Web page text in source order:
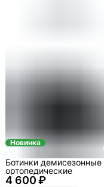
Новинка
4 600 ₽
Ботинки демисезонные
ортопедические